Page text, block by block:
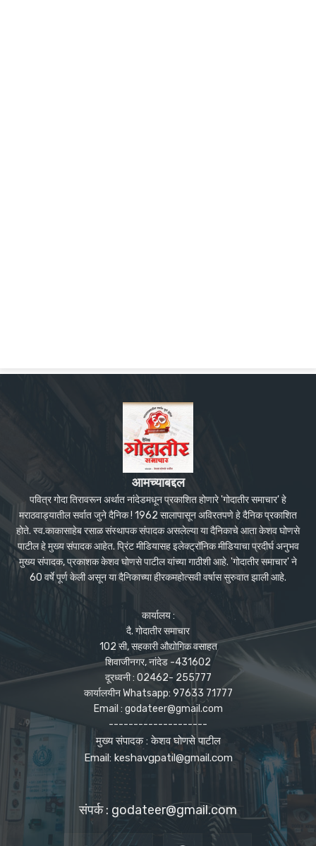
आमच्याबद्दल
पवित्र गोदा तिरावरून अर्थात नांदेडमधून प्रकाशित होणारे 'गोदातीर समाचार' हे
मराठवाड्यातील सर्वात जुने दैनिक ! 1962 सालापासून अविरतपणे हे दैनिक प्रकाशित
होते. स्व.काकासाहेब रसाळ संस्थापक संपादक असलेल्या या दैनिकाचे आता केशव घोणसे
पाटील हे मुख्य संपादक आहेत. प्रिंट मीडियासह इलेक्ट्रॉनिक मीडियाचा प्रदीर्घ अनुभव
मुख्य संपादक, प्रकाशक केशव घोणसे पाटील यांच्या गाठीशी आहे. 'गोदातीर समाचार' ने
60 वर्षे पूर्ण केली असून या दैनिकाच्या हीरकमहोत्सवी वर्षास सुरुवात झाली आहे.
कार्यालय :
दै. गोदातीर समाचार
102 सी, सहकारी औद्योगिक वसाहत
शिवाजीनगर, नांदेड -431602
दूरध्वनी : 02462- 255777
कार्यालयीन Whatsapp: 97633 71777
Email : godateer@gmail.com
--------------------
मुख्य संपादक : केशव घोणसे पाटील
Email: keshavgpatil@gmail.com
संपर्क : godateer@gmail.com